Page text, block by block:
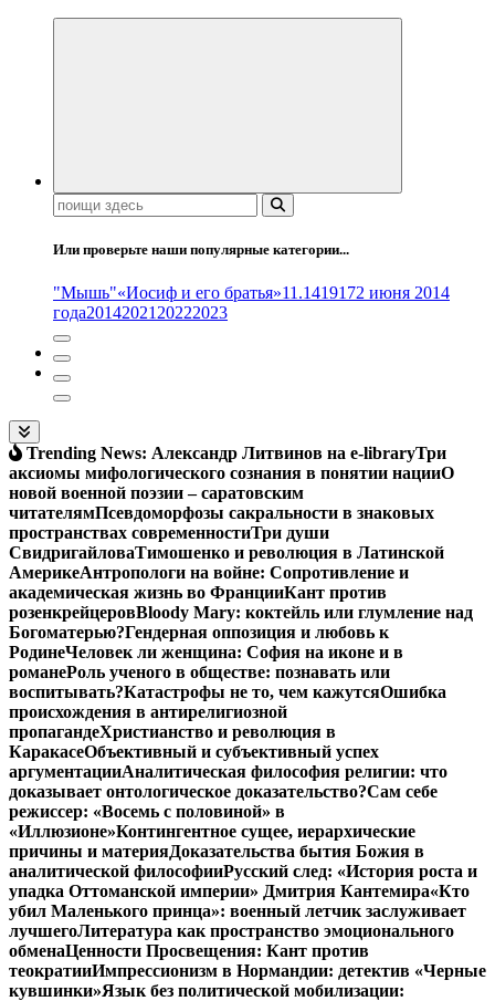
Поиск:
Или проверьте наши популярные категории...
"Мышь"«Иосиф и его братья»11.1419172 июня 2014
года20142021 20222023
Trending News: Александр Литвинов на e-libraryТри
аксиомы мифологического сознания в понятии нацииО
новой военной поэзии – саратовским
читателямПсевдоморфозы сакральности в знаковых
пространствах современностиТри души
СвидригайловаТимошенко и революция в Латинской
АмерикеАнтропологи на войне: Сопротивление и
академическая жизнь во ФранцииКант против
розенкрейцеровBloody Mary: коктейль или глумление над
Богоматерью?Гендерная оппозиция и любовь к
РодинеЧеловек ли женщина: София на иконе и в
романеРоль ученого в обществе: познавать или
воспитывать?Катастрофы не то, чем кажутсяОшибка
происхождения в антирелигиозной
пропагандеХристианство и революция в
КаракасеОбъективный и субъективный успех
аргументацииАналитическая философия религии: что
доказывает онтологическое доказательство?Сам себе
режиссер: «Восемь с половиной» в
«Иллюзионе»Контингентное сущее, иерархические
причины и материяДоказательства бытия Божия в
аналитической философииРусский след: «История роста и
упадка Оттоманской империи» Дмитрия Кантемира«Кто
убил Маленького принца»: военный летчик заслуживает
лучшегоЛитература как пространство эмоционального
обменаЦенности Просвещения: Кант против
теократииИмпрессионизм в Нормандии: детектив «Черные
кувшинки»Язык без политической мобилизации: